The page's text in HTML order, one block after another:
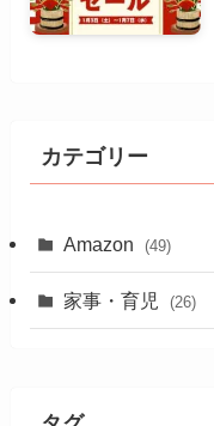
カテゴリー
Amazon (49)
家事・育児 (26)